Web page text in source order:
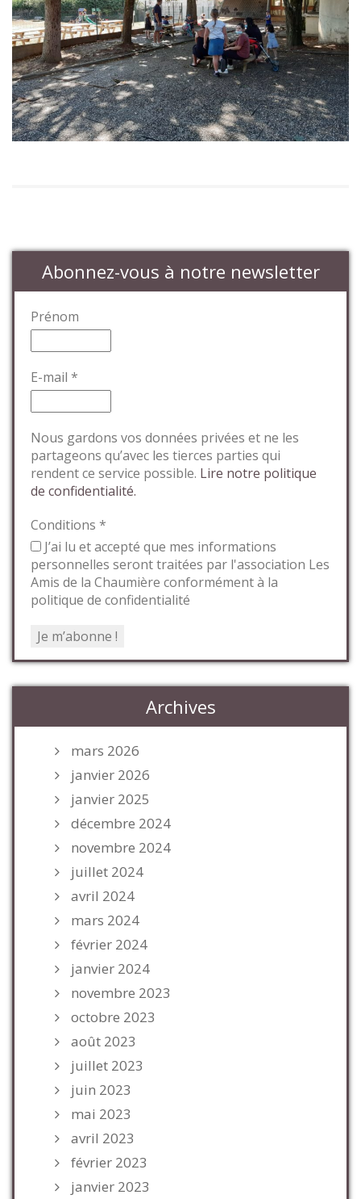
Abonnez-vous à notre newsletter
Prénom
E-mail *
Nous gardons vos données privées et ne les
partageons qu’avec les tierces parties qui
rendent ce service possible. Lire notre politique
de confidentialité.
Conditions *
J’ai lu et accepté que mes informations
personnelles seront traitées par l'association Les
Amis de la Chaumière conformément à la
politique de confidentialité
Archives
mars 2026
janvier 2026
janvier 2025
décembre 2024
novembre 2024
juillet 2024
avril 2024
mars 2024
février 2024
janvier 2024
novembre 2023
octobre 2023
août 2023
juillet 2023
juin 2023
mai 2023
avril 2023
février 2023
janvier 2023